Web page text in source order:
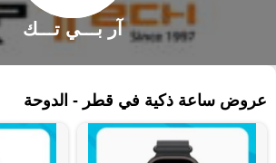
آر بـــي تـــك
عروض ساعة ذكية في قطر - الدوحة